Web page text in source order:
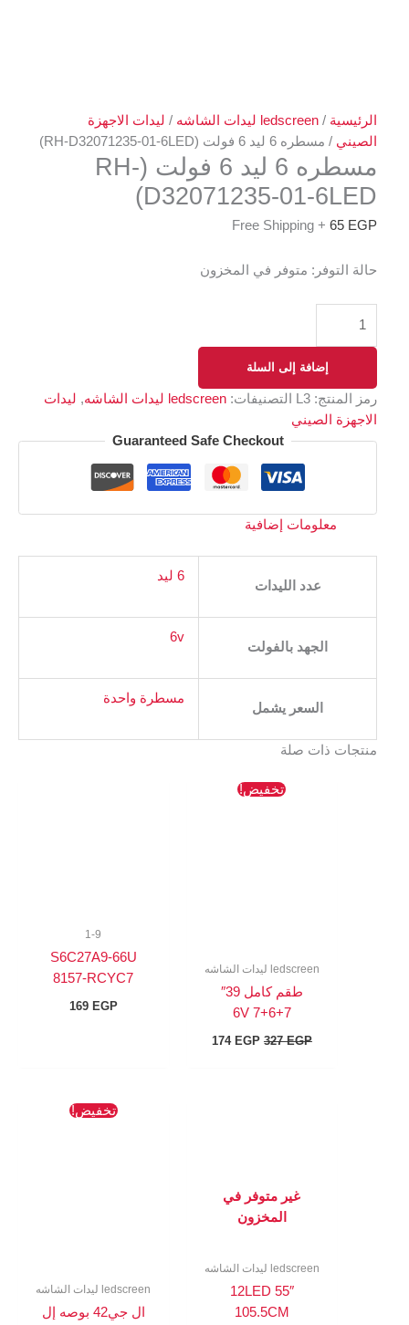
الرئيسية/ledscreen ليدات الشاشه /ليدات الاجهزة
الصيني / مسطره 6 ليد 6 فولت (RH-D32071235-01-6LED)
مسطره 6 ليد 6 فولت (RH-
D32071235-01-6LED)
65EGP
+ Free Shipping
حالة التوفر: متوفر في المخزون
إضافة إلى السلة
رمز المنتج:L3 التصنيفات:ledscreen ليدات الشاشه ,ليدات
الاجهزة الصيني
Guaranteed Safe Checkout
معلومات إضافية
عدد الليدات
6 ليد
الجهد بالفولت
6v
السعر يشمل
مسطرة واحدة
منتجات ذات صلة
تخفيض!
ledscreen ليدات الشاشه
طقم كامل 39″
7+6+7 6V
327EGP
السعر
174EGP
1-9
S6C27A9-66U
8157-RCYC7
169EGP
غير متوفر في
المخزون
ledscreen ليدات الشاشه
12LED 55″
105.5CM
تخفيض!
ledscreen ليدات الشاشه
ال جي42 بوصه إل
السعر